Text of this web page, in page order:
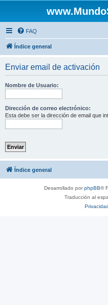
FAQ
Índice general
Enviar email de activación
Nombre de Usuario:
Dirección de correo electrónico:
Esta debe ser la dirección de email que
Índice general
Desarrollado porphpBB®
Traducción al
Privacidad